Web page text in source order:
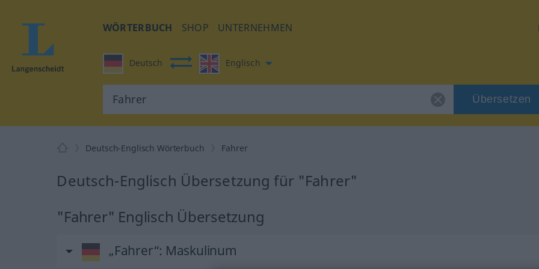
WÖRTERBUCH SHOP UNTERNEHMEN
Deutsch Englisch
Übersetzen
Deutsch-Englisch Wörterbuch Fahrer
Deutsch-Englisch Übersetzung für "Fahrer"
"Fahrer" Englisch Übersetzung
„Fahrer“: Maskulinum